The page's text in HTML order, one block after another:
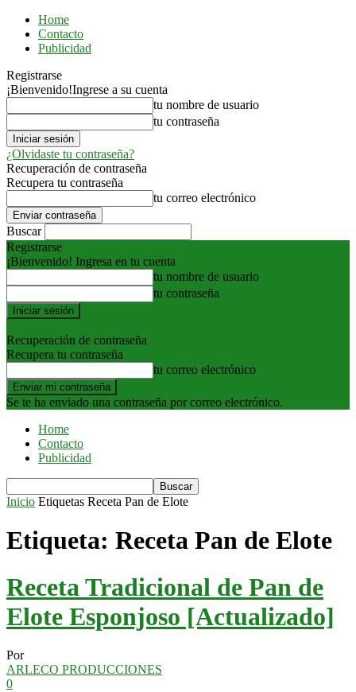
Home
Contacto
Publicidad
Registrarse
¡Bienvenido!Ingrese a su cuenta
tu nombre de usuario
tu contraseña
¿Olvidaste tu contraseña?
Recuperación de contraseña
Recupera tu contraseña
tu correo electrónico
Buscar
Registrarse
¡Bienvenido! Ingresa en tu cuenta
tu nombre de usuario
tu contraseña
Recuperación de contraseña
Recupera tu contraseña
tu correo electrónico
Se te ha enviado una contraseña por correo electrónico.
Home
Contacto
Publicidad
Inicio Etiquetas Receta Pan de Elote
Etiqueta: Receta Pan de Elote
Receta Tradicional de Pan de
Elote Esponjoso [Actualizado]
Por
ARLECO PRODUCCIONES
0